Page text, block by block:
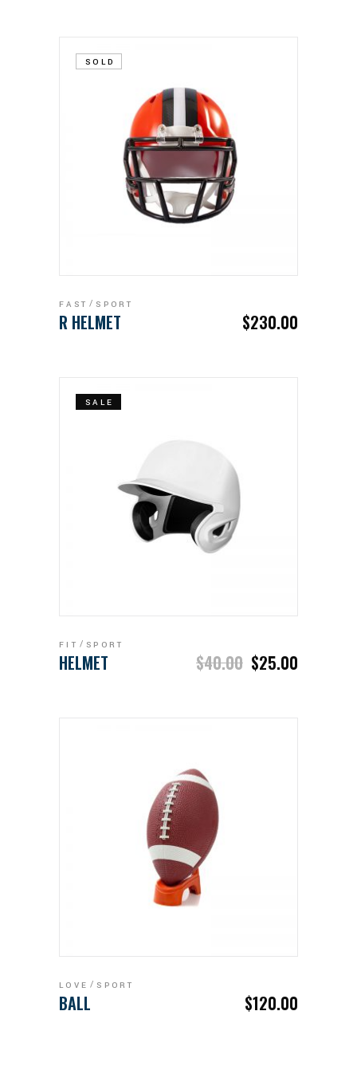
SOLD
FAST SPORT
R HELMET $230.00
SALE
FIT SPORT
HELMET $40.00 $25.00
LOVE SPORT
BALL $120.00